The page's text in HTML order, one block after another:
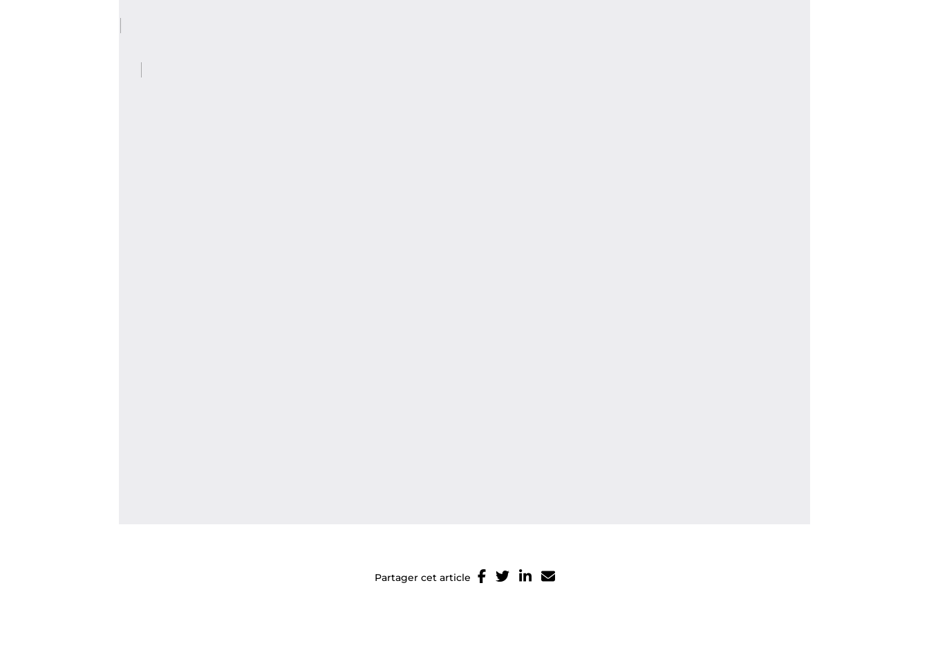
Partager cet article